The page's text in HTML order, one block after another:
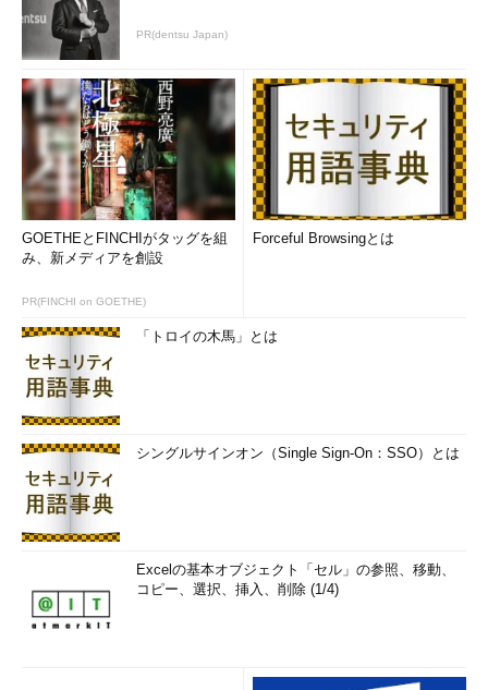
PR(dentsu Japan)
GOETHEとFINCHIがタッグを組
み、新メディアを創設
PR(FINCHI on GOETHE)
Forceful Browsingとは
「トロイの木馬」とは
シングルサインオン（Single Sign-On：SSO）とは
Excelの基本オブジェクト「セル」の参照、移動、
コピー、選択、挿入、削除 (1/4)